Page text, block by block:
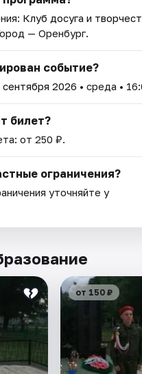
Клуб досуга и
— Оренбург.
событие?
сентября 2026 • среда •
билет?
от 250 ₽.
ограничения?
уточняйте у
от 150 ₽